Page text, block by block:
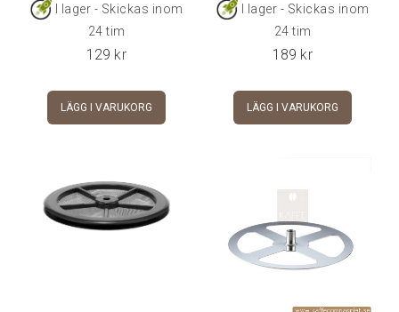
I lager - Skickas inom
24 tim
129 kr
LÄGG I VARUKORG
I lager - Skickas inom
24 tim
189 kr
LÄGG I VARUKORG